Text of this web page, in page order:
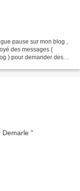
pause sur mon blog ,
des messages (
) pour demander des